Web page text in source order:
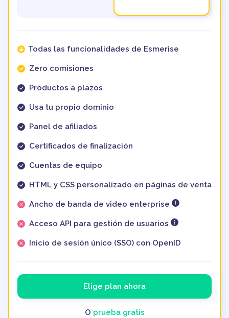
Todas las funcionalidades de Esmerise
Zero comisiones
Productos a plazos
Usa tu propio dominio
Panel de afiliados
Certificados de finalización
Cuentas de equipo
HTML y CSS personalizado en páginas de venta
Ancho de banda de video enterprise
Acceso API para gestión de usuarios
Inicio de sesión único (SSO) con OpenID
Elige plan ahora
O prueba gratis